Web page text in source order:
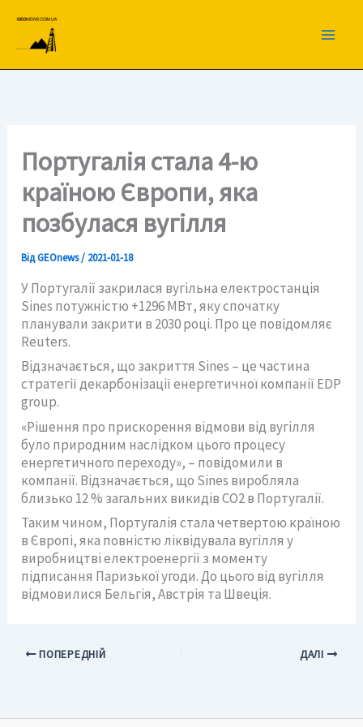
вмісту
Португалія стала 4-ю
країною Європи, яка
позбулася вугілля
ВідGEOnews/ 2021-01-18
У Португалії закрилася вугільна електростанція
Sines потужністю +1296 МВт, яку спочатку
планували закрити в 2030 році. Про це повідомляє
Reuters.
Відзначається, що закриття Sines – це частина
стратегії декарбонізації енергетичної компанії EDP
group.
«Рішення про прискорення відмови від вугілля
було природним наслідком цього процесу
енергетичного переходу», – повідомили в
компанії. Відзначається, що Sines виробляла
близько 12 % загальних викидів СО2 в Португалії.
Таким чином, Португалія стала четвертою країною
в Європі, яка повністю ліквідувала вугілля у
виробництві електроенергії з моменту
підписання Паризької угоди. До цього від вугілля
відмовилися Бельгія, Австрія та Швеція.
ПОПЕРЕДНІЙ ДАЛІ